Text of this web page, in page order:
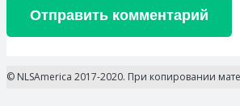
Отправить комментарий
© NLSAmerica 2017-2020. При копировании